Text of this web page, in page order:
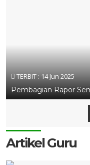
TERBIT : 14 Jun 2025
Pembagian Rapor
Artikel Guru